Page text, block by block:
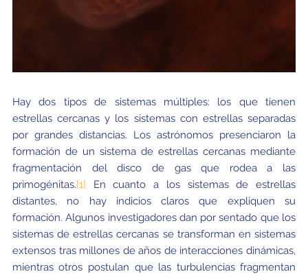
Hay dos tipos de sistemas múltiples: los que tienen
estrellas cercanas y los sistemas con estrellas separadas
por grandes distancias. Los astrónomos presenciaron la
formación de un sistema de estrellas cercanas mediante
fragmentación del disco de gas que rodea a las
primogénitas.[1]
En cuanto a los sistemas de estrellas
distantes, no hay indicios claros que expliquen su
formación. Algunos investigadores dan por sentado que los
sistemas de estrellas cercanas se transforman en sistemas
extensos tras millones de años de interacciones dinámicas,
mientras otros postulan que las turbulencias fragmentan